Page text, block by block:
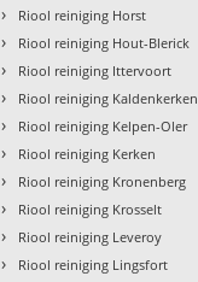
› Riool reiniging Horst
› Riool reiniging Hout-Blerick
› Riool reiniging Ittervoort
› Riool reiniging Kaldenkerken
› Riool reiniging Kelpen-Oler
› Riool reiniging Kerken
› Riool reiniging Kronenberg
› Riool reiniging Krosselt
› Riool reiniging Leveroy
› Riool reiniging Lingsfort